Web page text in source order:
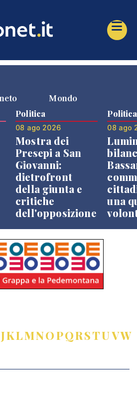
Mondo
Politica
08 ago 2026
Mostra dei
Presepi a San
Giovanni:
dietrofront
della giunta e
critiche
dell'opposizione
Politica
08 ago
una
JKLMNOPQRSTUVW